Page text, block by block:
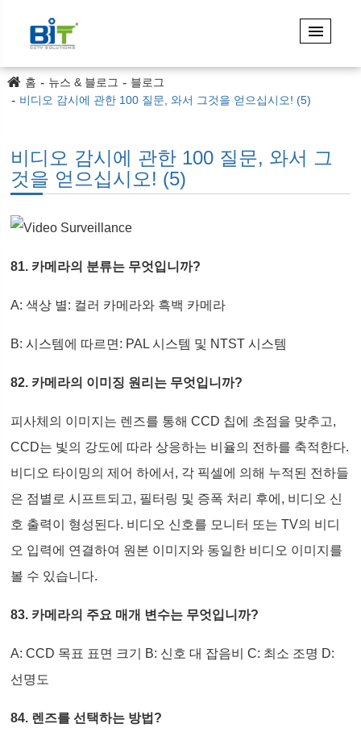
홈 뉴스 & 블로그
블로그
비디오 감시에 관한 100 질문, 와서 그것을 얻으십시오! (5)
비디오 감시에 관한 100 질문, 와서 그
것을 얻으십시오! (5)
81. 카메라의 분류는 무엇입니까?
A: 색상 별: 컬러 카메라와 흑백 카메라
B: 시스템에 따르면: PAL 시스템 및 NTST 시스템
82. 카메라의 이미징 원리는 무엇입니까?
피사체의 이미지는 렌즈를 통해 CCD 칩에 초점을 맞추고,
CCD는 빛의 강도에 따라 상응하는 비율의 전하를 축적한다.
비디오 타이밍의 제어 하에서, 각 픽셀에 의해 누적된 전하들
은 점별로 시프트되고, 필터링 및 증폭 처리 후에, 비디오 신
호 출력이 형성된다. 비디오 신호를 모니터 또는 TV의 비디
오 입력에 연결하여 원본 이미지와 동일한 비디오 이미지를
볼 수 있습니다.
83. 카메라의 주요 매개 변수는 무엇입니까?
A: CCD 목표 표면 크기 B: 신호 대 잡음비 C: 최소 조명 D:
선명도
84. 렌즈를 선택하는 방법?